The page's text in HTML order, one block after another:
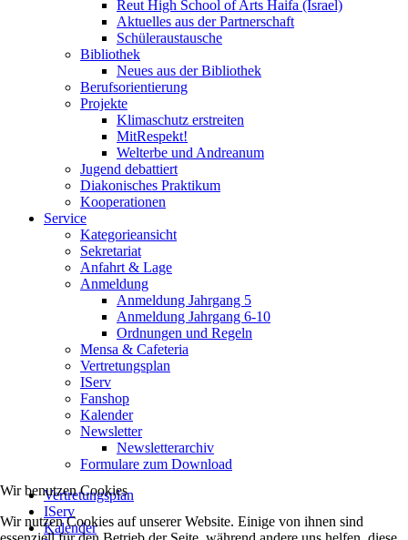
Reut High School of Arts Haifa (Israel)
Aktuelles aus der Partnerschaft
Schüleraustausche
Bibliothek
Neues aus der Bibliothek
Berufsorientierung
Projekte
Klimaschutz erstreiten
MitRespekt!
Welterbe und Andreanum
Jugend debattiert
Diakonisches Praktikum
Kooperationen
Service
Kategorieansicht
Sekretariat
Anfahrt & Lage
Anmeldung
Anmeldung Jahrgang 5
Anmeldung Jahrgang 6-10
Ordnungen und Regeln
Mensa & Cafeteria
Vertretungsplan
IServ
Fanshop
Kalender
Newsletter
Newsletterarchiv
Formulare zum Download
Vertretungsplan
IServ
Kalender
Wir benutzen Cookies
Wir nutzen Cookies auf unserer Website. Einige von ihnen sind